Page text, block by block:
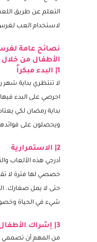
ترسخ المعلومات
التعلم عن طريق
نصائح عامة
الأطفال من خلال
1| البدء مبكراً
لا تنتظري بداية شهر
احرصي على البدء
بداية رمضان لكي
2| الاستمرارية
أدرجي هذه الألعاب
خصصي لها فترة لا
حتى لا يمل صغارك.
3| إشراك الأطفال